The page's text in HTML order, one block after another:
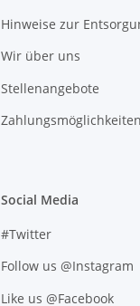
Hinweise zur
Wir über uns
Stellenangebote
Zahlungsmöglichkeiten
Social Media
#Twitter
Follow us @Instagram
Like us @Facebook